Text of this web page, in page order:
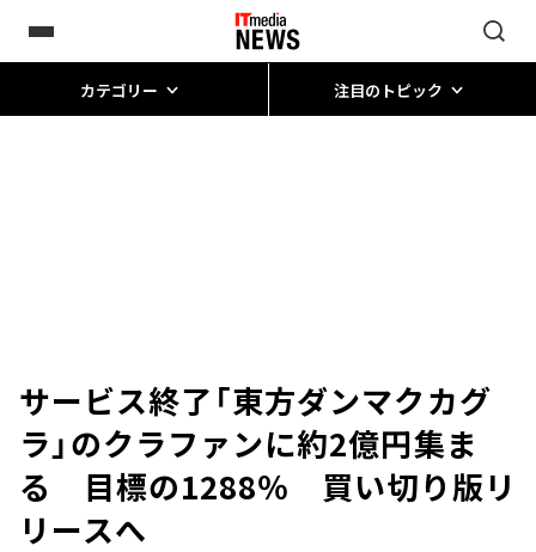
カテゴリー 注目のトピック
サービス終了「東方ダンマクカグ
ラ」のクラファンに約2億円集ま
る 目標の1288％ 買い切り版リ
リースへ